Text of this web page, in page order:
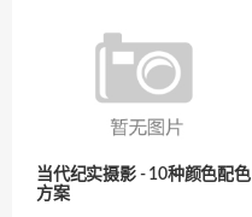
当代纪实摄影 - 10种颜色配色
方案